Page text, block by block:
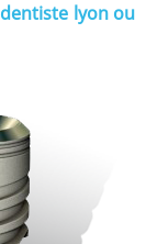
dentiste lyonou